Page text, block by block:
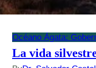
Océano Ágata:
La vida